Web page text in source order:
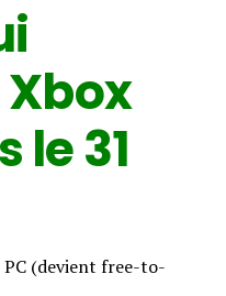
le 31
PC (devient free-to-